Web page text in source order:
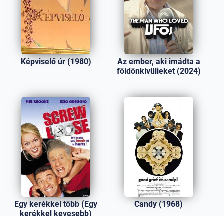
Képviselő úr (1980)
Az ember, aki imádta a
földönkívülieket (2024)
Egy kerékkel több (Egy
kerékkel kevesebb)
Candy (1968)